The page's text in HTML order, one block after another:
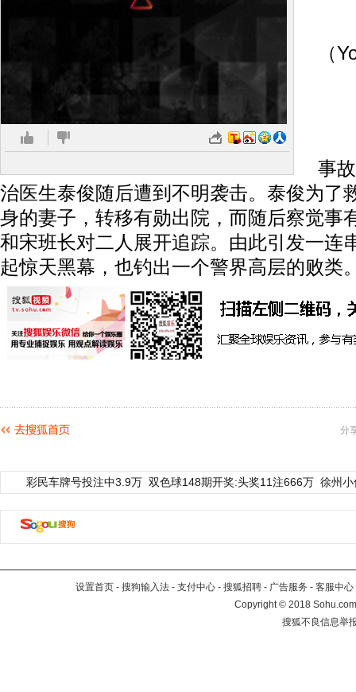
（
事
治医生泰俊随后遭到不明袭击。泰俊为了
身的妻子，转移有勋出院，而随后察觉事
和宋班长对二人展开追踪。由此引发一连
起惊天黑幕，也钓出一个警界高层的败类
分
彩民车牌号投注中3.9万 双色球148期开奖:头奖11注666万 徐州
设置首页 - 搜狗输入法 - 支付中心 - 搜狐招聘 - 广告服务 - 客服中心
Copyright©2018
搜狐不良信息举